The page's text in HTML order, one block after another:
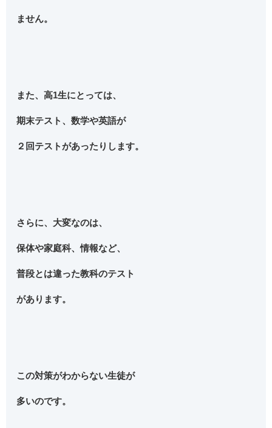
ません。
また、高1生にとっては、
期末テスト、数学や英語が
２回テストがあったりします。
さらに、大変なのは、
保体や家庭科、情報など、
普段とは違った教科のテスト
があります。
この対策がわからない生徒が
多いのです。